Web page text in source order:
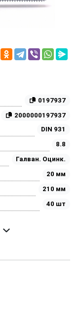
0197937
2000000197937
DIN 931
8.8
Галван. Оцинк.
20 мм
210 мм
40 шт